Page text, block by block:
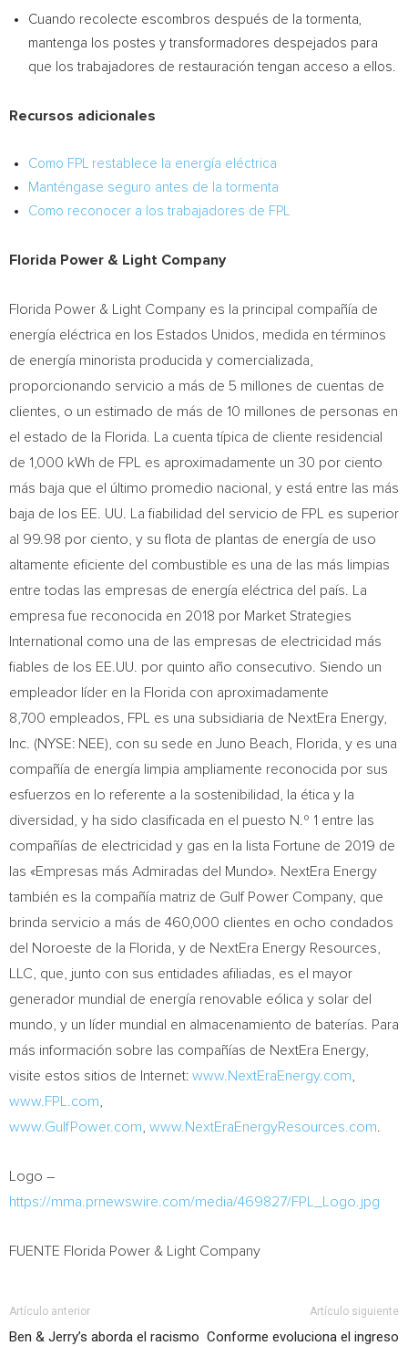
Cuando recolecte escombros después de la tormenta,
mantenga los postes y transformadores despejados para
que los trabajadores de restauración tengan acceso a ellos.
Recursos adicionales
Como FPL restablece la energía eléctrica
Manténgase seguro antes de la tormenta
Como reconocer a los trabajadores de FPL
Florida Power & Light Company
Florida Power & Light Company es la principal compañía de
energía eléctrica en los Estados Unidos, medida en términos
de energía minorista producida y comercializada,
proporcionando servicio a más de 5 millones de cuentas de
clientes, o un estimado de más de 10 millones de personas en
el estado de la Florida. La cuenta típica de cliente residencial
de 1,000 kWh de FPL es aproximadamente un 30 por ciento
más baja que el último promedio nacional, y está entre las más
baja de los EE. UU. La fiabilidad del servicio de FPL es superior
al 99.98 por ciento, y su flota de plantas de energía de uso
altamente eficiente del combustible es una de las más limpias
entre todas las empresas de energía eléctrica del país. La
empresa fue reconocida en 2018 por Market Strategies
International como una de las empresas de electricidad más
fiables de los EE.UU. por quinto año consecutivo. Siendo un
empleador líder en la Florida con aproximadamente
8,700 empleados, FPL es una subsidiaria de NextEra Energy,
Inc. (NYSE: NEE), con su sede en Juno Beach, Florida , y es una
compañía de energía limpia ampliamente reconocida por sus
esfuerzos en lo referente a la sostenibilidad, la ética y la
diversidad, y ha sido clasificada en el puesto N.º 1 entre las
compañías de electricidad y gas en la lista Fortune de 2019 de
las «Empresas más Admiradas del Mundo». NextEra Energy
también es la compañía matriz de Gulf Power Company, que
brinda servicio a más de 460,000 clientes en ocho condados
del Noroeste de la Florida, y de NextEra Energy Resources,
LLC, que, junto con sus entidades afiliadas, es el mayor
generador mundial de energía renovable eólica y solar del
mundo, y un líder mundial en almacenamiento de baterías. Para
más información sobre las compañías de NextEra Energy,
visite estos sitios de Internet: www.NextEraEnergy.com
www.FPL.com
www.GulfPower.com www.NextEraEnergyResources.com
Logo –
https://mma.prnewswire.com/media/469827/FPL_Logo.jpg
FUENTE Florida Power & Light Company
Artículo anterior
Ben & Jerry’s aborda el racismo
Artículo siguiente
Conforme evoluciona el ingreso